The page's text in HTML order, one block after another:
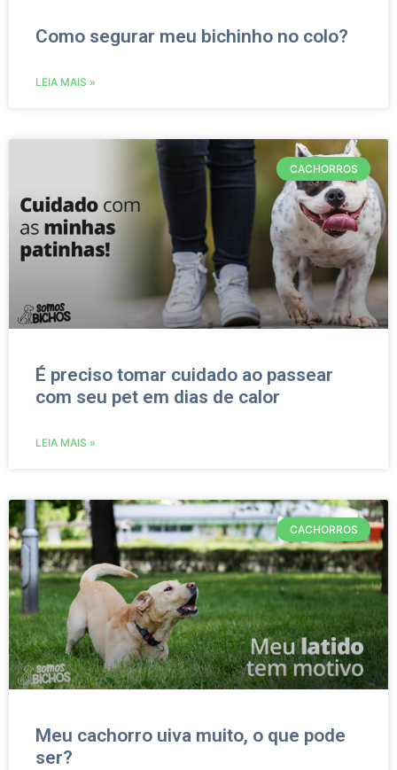
Como segurar meu bichinho no colo?
LEIA MAIS »
CACHORROS
É preciso tomar cuidado ao passear
com seu pet em dias de calor
LEIA MAIS »
CACHORROS
Meu cachorro uiva muito, o que pode
ser?